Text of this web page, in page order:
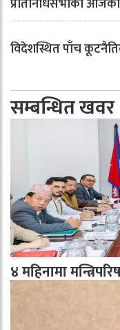
प्रतिनिधिसभाको
विदेशस्थित पाँच
सम्बन्धित खवर
४ महिनामा